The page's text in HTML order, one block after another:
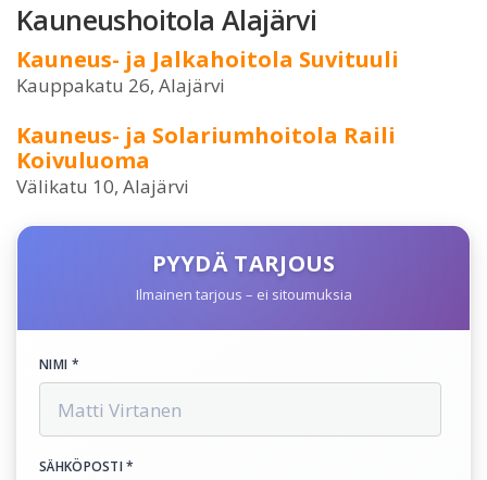
Kauneushoitola Alajärvi
Kauneus- ja Jalkahoitola Suvituuli
Kauppakatu 26, Alajärvi
Kauneus- ja Solariumhoitola Raili
Koivuluoma
Välikatu 10, Alajärvi
PYYDÄ TARJOUS
Ilmainen tarjous – ei sitoumuksia
NIMI *
SÄHKÖPOSTI *